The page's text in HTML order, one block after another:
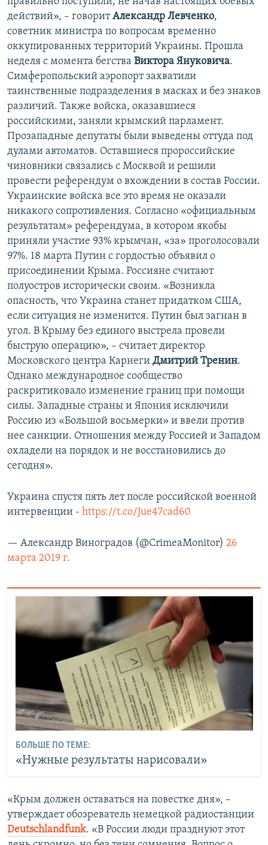
действий», – говоритАлександр Левченко,
советник министра по вопросам временно
оккупированных территорий Украины. Прошла
неделя с момента бегства Виктора Януковича.
Симферопольский аэропорт захватили
таинственные подразделения в масках и без знаков
различий. Также войска, оказавшиеся
российскими, заняли крымский парламент.
Прозападные депутаты были выведены оттуда под
дулами автоматов. Оставшиеся пророссийские
чиновники связались с Москвой и решили
провести референдум о вхождении в состав России.
Украинские войска все это время не оказали
никакого сопротивления. Согласно «официальным
результатам» референдума, в котором якобы
приняли участие 93% крымчан, «за» проголосовали
97%. 18 марта Путин с гордостью объявил о
присоединении Крыма. Россияне считают
полуостров исторически своим. «Возникла
опасность, что Украина станет придатком США,
если ситуация не изменится. Путин был загнан в
угол. В Крыму без единого выстрела провели
быструю операцию», – считает директор
Московского центра Карнеги Дмитрий Тренин.
Однако международное сообщество
раскритиковало изменение границ при помощи
силы. Западные страны и Япония исключили
Россию из «Большой восьмерки» и ввели против
нее санкции. Отношения между Россией и Западом
охладели на порядок и не восстановились до
сегодня».
Украина спустя пять лет после российской военной
интервенции - https://t.co/Jue47cad60
— Александр Виноградов (@CrimeaMonitor) 26
марта 2019 г.
БОЛЬШЕ ПО ТЕМЕ:
«Нужные результаты нарисовали»
«Крым должен оставаться на повестке дня», –
утверждает обозреватель немецкой радиостанции
Deutschlandfunk. «В России люди празднуют этот